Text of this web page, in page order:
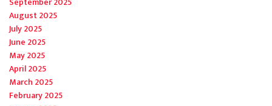
August 2025
July 2025
June 2025
May 2025
April 2025
March 2025
February 2025